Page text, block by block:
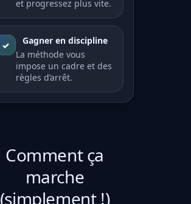
et progressez plus vite.
✓
Gagner en discipline
La méthode vous
impose un cadre et des
règles d’arrêt.
Comment ça
marche
(simplement !)